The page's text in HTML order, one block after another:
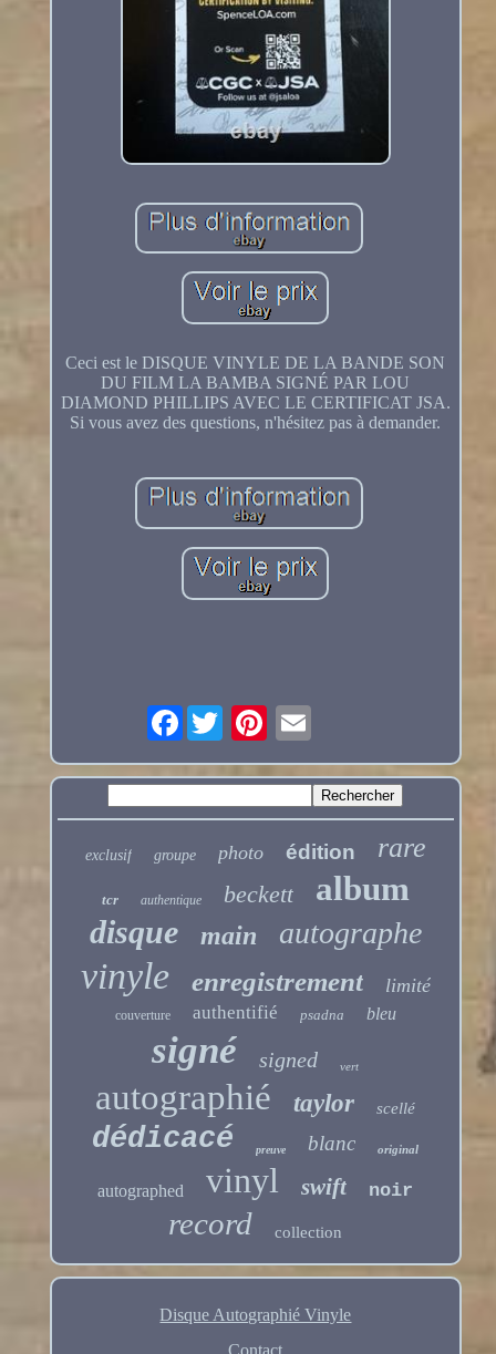
Ceci est le DISQUE VINYLE DE LA BANDE SON
DU FILM LA BAMBA SIGNÉ PAR LOU
DIAMOND PHILLIPS AVEC LE CERTIFICAT JSA.
Si vous avez des questions, n'hésitez pas à demander.
Facebook
exclusif groupe photo édition rare
tcr authentique beckett album
disque main autographe
vinyle enregistrement limité
couverture authentifié psadna bleu
signé signed vert
autographié taylor scellé
dédicacé preuve blanc original
autographed vinyl swift noir
record collection
Disque Autographié Vinyle